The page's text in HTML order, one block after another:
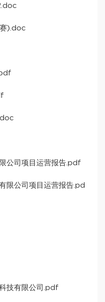
).doc
公司项目运营报告.pdf
限公司项目运营报告.pd
技有限公司.pdf